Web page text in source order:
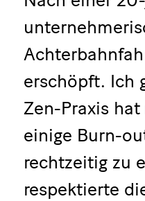
erschöpft. Ich
Zen-Praxis
einige Burn-
rechtzeitig zu
respektierte